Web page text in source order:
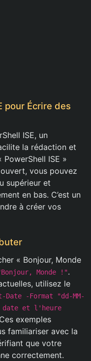
pour Écrire des
ISE, un
la rédaction et
PowerShell ISE »
vous pouvez
supérieur et
en bas. C’est un
à créer vos
« Bonjour, Monde
Monde !".
utilisez le
Date -Format "dd-MM-
date et l'heure
exemples
familiariser avec la
que votre
correctement.